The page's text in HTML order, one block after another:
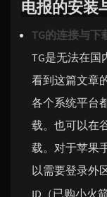
电报的安装
TG的连接与下
TG是无法在国
看到这篇文章
各个系统平台
载。也可以在
载。对于苹果
以需要登录外
ID（已购小火